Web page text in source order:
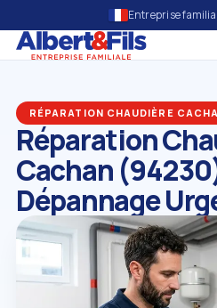
Entreprise
RÉPARATION CHAUDIÈRE
Réparation
Cachan
Dépannage